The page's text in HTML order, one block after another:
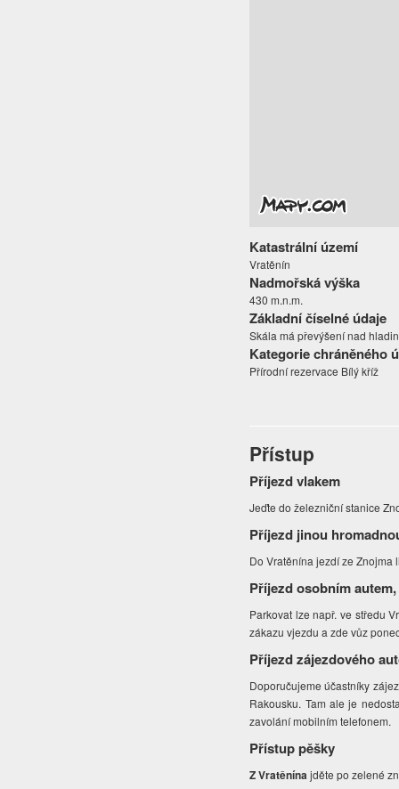
Katastrální území
Vratěnín
Nadmořská výška
430 m.n.m.
Základní číselné údaje
Skála má převýšení nad
Kategorie chráněného
Přírodní rezervace Bílý kříž
Přístup
Příjezd vlakem
Jeďte do železniční stanice
Příjezd jinou
Do Vratěnína jezdí ze
Příjezd osobním
Parkovat lze např. ve středu
zákazu vjezdu a zde vůz
Příjezd zájezdového
Doporučujeme účastníky
Rakousku. Tam ale je
zavolání mobilním telefonem.
Přístup pěšky
Z Vratěnínajděte po zelené